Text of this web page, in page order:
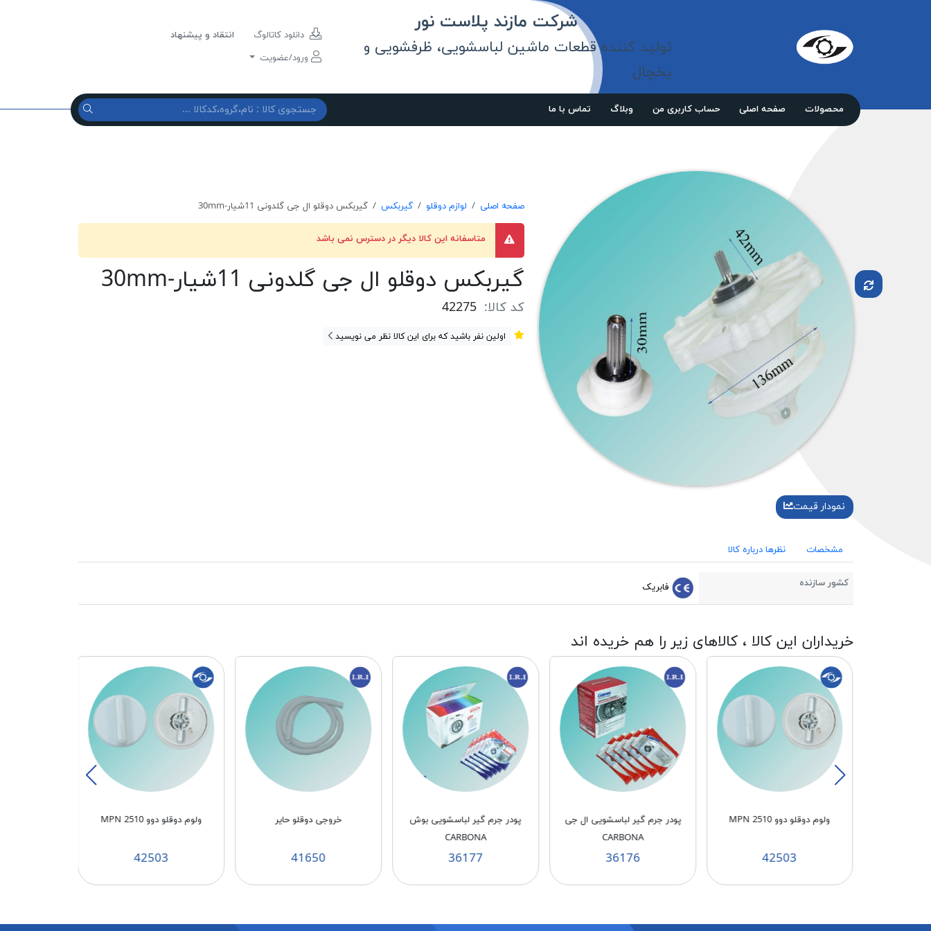
پلاست
شرکت مازند پلاست نور
تولید کننده قطعات ماشین لباسشویی، ظرفشویی و
یخچال
دانلود کاتالوگ
انتقاد و پیشنهاد
ورود/عضویت
محصولات صفحه اصلی حساب کاربری من وبلاگ تماس با ما
نمودار قیمت
صفحه اصلی لوازم دوقلو گیربکس گیربکس دوقلو ال جی گلدونی 11شیار-30mm
متاسفانه این کالا دیگر در دسترس نمی باشد
گیربکس دوقلو ال جی گلدونی 11شیار-30mm
کد کالا: 42275
اولین نفر باشید که برای این کالا نظر می نویسید
مشخصات نظرها درباره کالا
کشور سازنده فابریک
خریداران این کالا ، کالاهای زیر را هم خریده اند
ولوم دوقلو دوو MPN 2510
42503
پودر جرم گیر لباسشویی ال جی
CARBONA
36176
پودر جرم گیر لباسشویی بوش
CARBONA
36177
خروجی دوقلو حایر
41650
ولوم دوقلو دوو MPN 2510
42503